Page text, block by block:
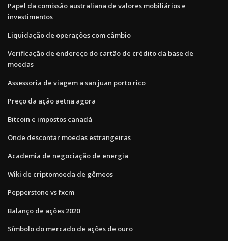
Papel da comissão australiana de valores mobiliários e
investimentos
Liquidação de operações com câmbio
Verificação de endereço do cartão de crédito da base de
moedas
Assessoria de viagem a san juan porto rico
Preço da ação aetna agora
Bitcoin e impostos canadá
Onde descontar moedas estrangeiras
Academia de negociação de energia
Wiki de criptomoeda de gêmeos
Pepperstone vs fxcm
Balanço de ações 2020
Símbolo do mercado de ações de ouro